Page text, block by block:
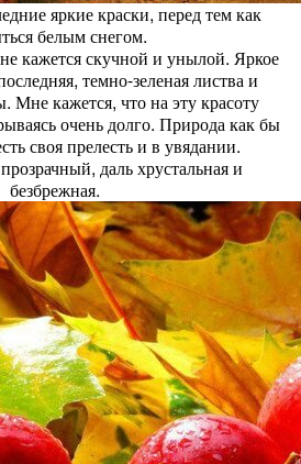
яркие краски, перед тем как
белым снегом.
кажется скучной и унылой. Яркое
темно-зеленая листва и
Мне кажется, что на эту красоту
очень долго. Природа как бы
своя прелесть и в увядании.
даль хрустальная и
безбрежная.